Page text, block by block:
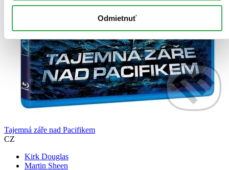
Odmietnuť
Tajemná záře nad Pacifikem
CZ
Kirk Douglas
Martin Sheen